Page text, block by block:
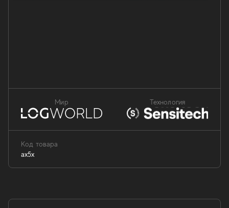
Мир Технология
Код товара
ax5x